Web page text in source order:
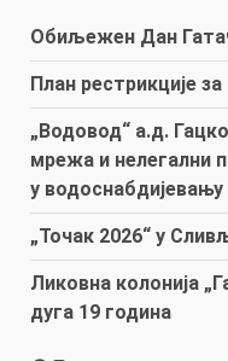
Обиљежен Дан
План рестрикције
„Водовод“ а.д.
мрежа и нелегални
у водоснабдијевању
„Точак 2026“ у
Ликовна колонија
дуга 19 година